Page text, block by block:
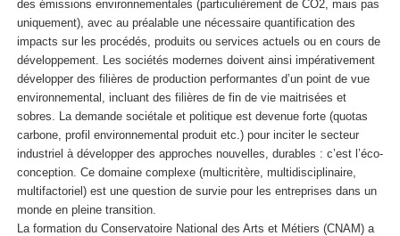
des émissions environnementales (particulièrement de CO2, mais pas
uniquement), avec au préalable une nécessaire quantification des
impacts sur les procédés, produits ou services actuels ou en cours de
développement. Les sociétés modernes doivent ainsi impérativement
développer des filières de production performantes d’un point de vue
environnemental, incluant des filières de fin de vie maitrisées et
sobres. La demande sociétale et politique est devenue forte (quotas
carbone, profil environnemental produit etc.) pour inciter le secteur
industriel à développer des approches nouvelles, durables : c’est l’éco-
conception. Ce domaine complexe (multicritère, multidisciplinaire,
multifactoriel) est une question de survie pour les entreprises dans un
monde en pleine transition.
La formation du Conservatoire National des Arts et Métiers (CNAM) a